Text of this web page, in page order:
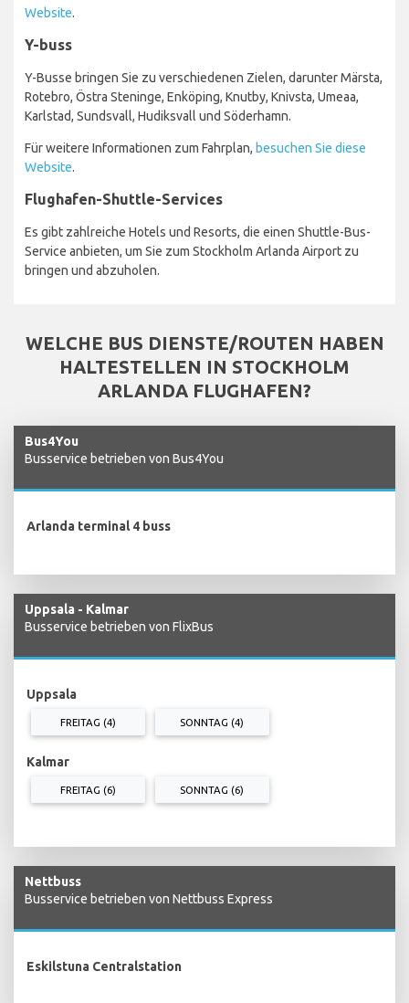
Website.
Y-buss
Y-Busse bringen Sie zu verschiedenen Zielen, darunter Märsta,
Rotebro, Östra Steninge, Enköping, Knutby, Knivsta, Umeaa,
Karlstad, Sundsvall, Hudiksvall und Söderhamn.
Für weitere Informationen zum Fahrplan, besuchen Sie diese
Website.
Flughafen-Shuttle-Services
Es gibt zahlreiche Hotels und Resorts, die einen Shuttle-Bus-
Service anbieten, um Sie zum Stockholm Arlanda Airport zu
bringen und abzuholen.
WELCHE BUS DIENSTE/ROUTEN HABEN
HALTESTELLEN IN STOCKHOLM
ARLANDA FLUGHAFEN?
Bus4You
Busservice betrieben von Bus4You
Arlanda terminal 4 buss
Uppsala - Kalmar
Busservice betrieben von FlixBus
Uppsala
FREITAG (4) SONNTAG (4)
Kalmar
FREITAG (6) SONNTAG (6)
Nettbuss
Busservice betrieben von Nettbuss Express
Eskilstuna Centralstation